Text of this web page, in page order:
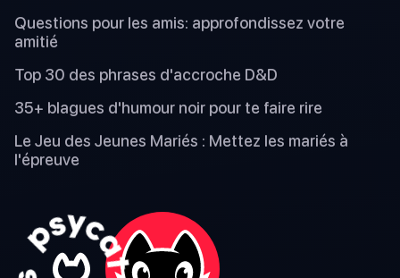
Questions pour les amis: approfondissez votre
amitié
Top 30 des phrases d'accroche D&D
35+ blagues d'humour noir pour te faire rire
Le Jeu des Jeunes Mariés : Mettez les mariés à
l'épreuve